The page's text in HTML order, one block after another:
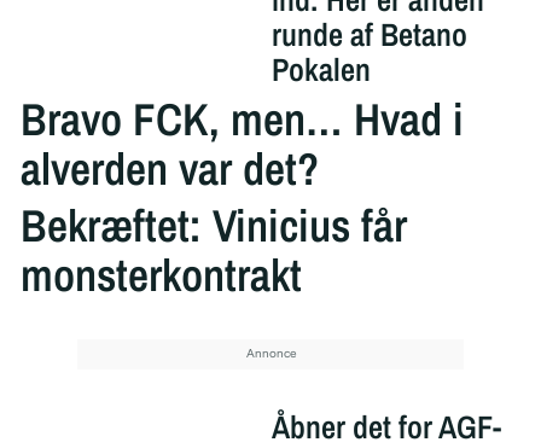
runde af Betano
Pokalen
Bravo FCK, men… Hvad i
alverden var det?
Bekræftet: Vinicius får
monsterkontrakt
Åbner det for AGF-